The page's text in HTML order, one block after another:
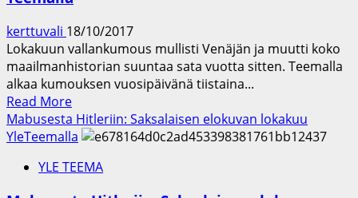
9.1.
alkaen
kerttuvali 18/10/2017
Lokakuun vallankumous mullisti Venäjän ja muutti koko
maailmanhistorian suuntaa sata vuotta sitten. Teemalla
alkaa kumouksen vuosipäivänä tiistaina...
Read MoreRead
more
about
vallankumous
Mabusesta Hitleriin: Saksalaisen elokuvan lokakuu
YleTeemalla
YLE TEEMA